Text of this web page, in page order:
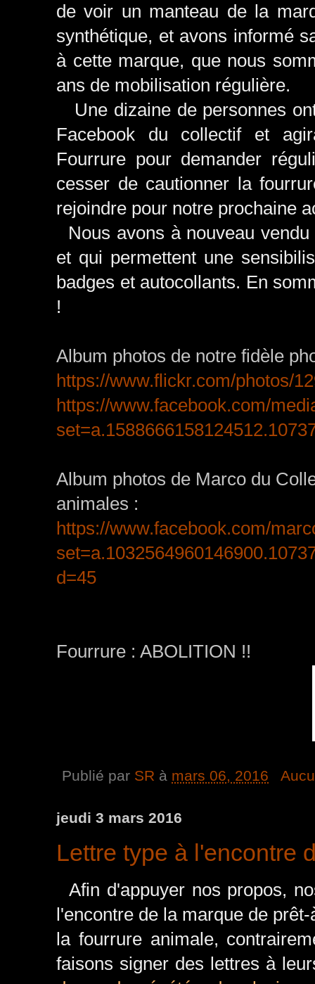
de voir un manteau de la
synthétique, et avons informé
à cette marque, que nous
ans de mobilisation régulière.
Une dizaine de personnes
Facebook du collectif et
Fourrure pour demander
cesser de cautionner la
rejoindre pour notre prochaine
Nous avons à nouveau
et qui permettent une
badges et autocollants. En
!
Album photos de notre fidèle
https://www.flickr.com/photos/
https://www.facebook.com/
Album photos de Marco du
animales :
https://www.facebook.com/
d=45
Fourrure : ABOLITION !!
Publié par SR à mars 06, 2016
jeudi 3 mars 2016
Lettre type à l'encontre
Afin d'appuyer nos propos,
l'encontre de la marque de
la fourrure animale,
faisons signer des lettres à